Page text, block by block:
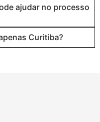
ajudar no processo
Curitiba?